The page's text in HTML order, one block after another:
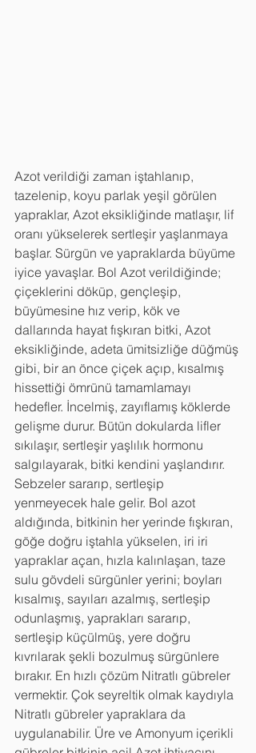
Azot verildiği zaman iştahlanıp,
tazelenip, koyu parlak yeşil görülen
yapraklar, Azot eksikliğinde matlaşır, lif
oranı yükselerek sertleşir yaşlanmaya
başlar. Sürgün ve yapraklarda büyüme
iyice yavaşlar. Bol Azot verildiğinde;
çiçeklerini döküp, gençleşip,
büyümesine hız verip, kök ve
dallarında hayat fışkıran bitki, Azot
eksikliğinde, adeta ümitsizliğe düğmüş
gibi, bir an önce çiçek açıp, kısalmış
hissettiği ömrünü tamamlamayı
hedefler. İncelmiş, zayıflamış köklerde
gelişme durur. Bütün dokularda lifler
sıkılaşır, sertleşir yaşlılık hormonu
salgılayarak, bitki kendini yaşlandırır.
Sebzeler sararıp, sertleşip
yenmeyecek hale gelir. Bol azot
aldığında, bitkinin her yerinde fışkıran,
göğe doğru iştahla yükselen, iri iri
yapraklar açan, hızla kalınlaşan, taze
sulu gövdeli sürgünler yerini; boyları
kısalmış, sayıları azalmış, sertleşip
odunlaşmış, yaprakları sararıp,
sertleşip küçülmüş, yere doğru
kıvrılarak şekli bozulmuş sürgünlere
bırakır. En hızlı çözüm Nitratlı gübreler
vermektir. Çok seyreltik olmak kaydıyla
Nitratlı gübreler yapraklara da
uygulanabilir. Üre ve Amonyum içerikli